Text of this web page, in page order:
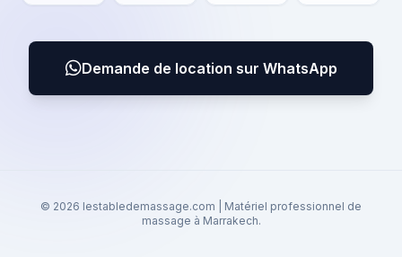
Demande de location sur WhatsApp
© 2026 lestabledemassage.com | Matériel professionnel de
massage à Marrakech.